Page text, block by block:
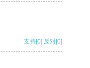
支持[0] 反对[0]